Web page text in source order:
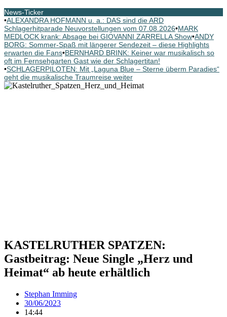
News-Ticker
•ALEXANDRA HOFMANN u. a.: DAS sind die ARD
Schlagerhitparade Neuvorstellungen vom 07.08.2026•MARK
MEDLOCK krank: Absage bei GIOVANNI ZARRELLA Show•ANDY
BORG: Sommer-Spaß mit längerer Sendezeit – diese Highlights
erwarten die Fans•BERNHARD BRINK: Keiner war musikalisch so
oft im Fernsehgarten Gast wie der Schlagertitan!
•SCHLAGERPILOTEN: Mit „Laguna Blue – Sterne überm Paradies“
geht die musikalische Traumreise weiter
KASTELRUTHER SPATZEN:
Gastbeitrag: Neue Single „Herz und
Heimat“ ab heute erhältlich
Stephan Imming
30/06/2023
14:44